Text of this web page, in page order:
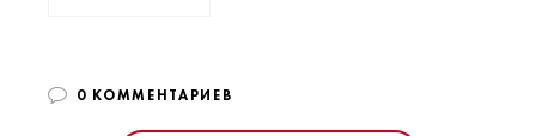
0 КОММЕНТАРИЕВ